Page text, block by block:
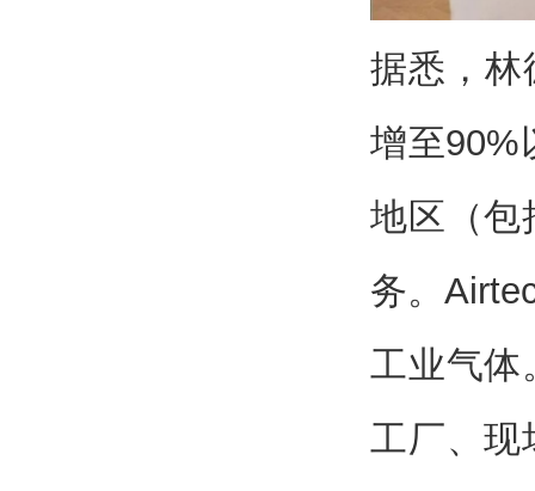
据悉，林
增至90%
地区（包
务。
工业气体
工厂、现